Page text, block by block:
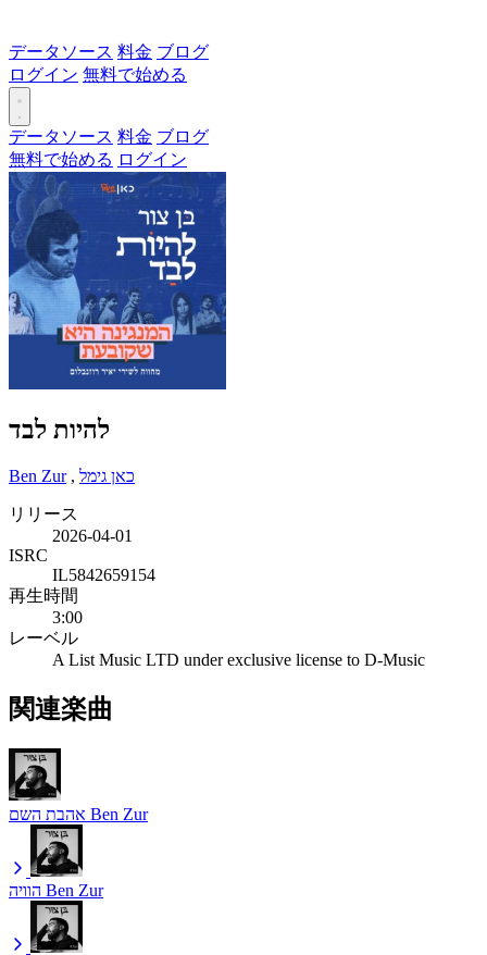
データソース 料金 ブログ
ログイン 無料で始める
データソース 料金 ブログ
無料で始める ログイン
להיות לבד
Ben Zur, כאן גימל
リリース
2026-04-01
ISRC
IL5842659154
再生時間
3:00
レーベル
A List Music LTD under exclusive license to D-Music
関連楽曲
אהבת השם Ben Zur
הוויה Ben Zur